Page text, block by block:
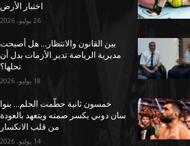
اختبار الأرض
26 يوليو، 2026
بين القانون والانتظار… هل أصبحت
مديرية الرياضة تدير الأزمات بدل أن
تحلها؟
18 يوليو، 2026
خمسون ثانية حطّمت الحلم… بنوا
سان دوني يكسر صمته ويتعهد بالعودة
من قلب الانكسار
14 يوليو، 2026